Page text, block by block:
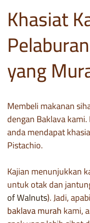
Khasiat
yang
Membeli makanan
dengan Baklava
anda mendapat
Pistachio.
Kajian menunjukkan
untuk otak dan
of Walnuts). Jadi,
baklava murahkami,